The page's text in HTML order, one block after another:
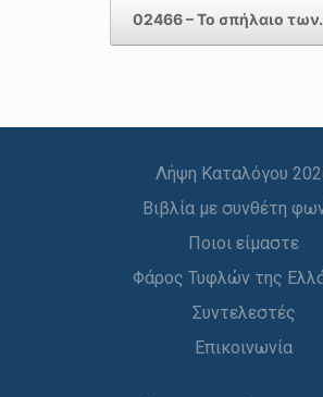
02466 – Το σπήλαιο
Λήψη Καταλόγου
Βιβλία με συνθέτη
Ποιοι είμαστε
Φάρος Τυφλών της
Συντελεστές
Επικοινωνία